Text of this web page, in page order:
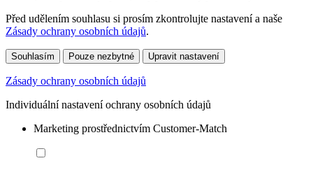
Před udělením souhlasu si prosím zkontrolujte nastavení a naše
Zásady ochrany osobních údajů.
Souhlasím Pouze nezbytné Upravit nastavení
Zásady ochrany osobních údajů
Individuální nastavení ochrany osobních údajů
Marketing prostřednictvím Customer-Match